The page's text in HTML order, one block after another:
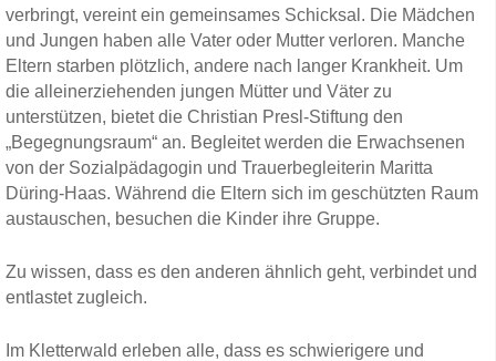
verbringt, vereint ein gemeinsames Schicksal. Die Mädchen
und Jungen haben alle Vater oder Mutter verloren. Manche
Eltern starben plötzlich, andere nach langer Krankheit. Um
die alleinerziehenden jungen Mütter und Väter zu
unterstützen, bietet die Christian Presl-Stiftung den
„Begegnungsraum“ an. Begleitet werden die Erwachsenen
von der Sozialpädagogin und Trauerbegleiterin Maritta
Düring-Haas. Während die Eltern sich im geschützten Raum
austauschen, besuchen die Kinder ihre Gruppe.
Zu wissen, dass es den anderen ähnlich geht, verbindet und
entlastet zugleich.
Im Kletterwald erleben alle, dass es schwierigere und